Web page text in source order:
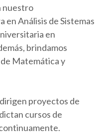
nuestro
Análisis de Sistemas
en
brindamos
Matemática y
proyectos de
cursos de